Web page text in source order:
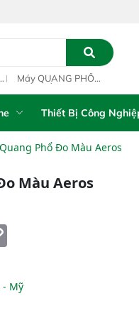
Bình Tân, Thành phố Hồ
Máy QUANG PHỔ
Vista-RThiết Bị Công
Phổ Đo Màu Aeros
Màu Aeros
Mỹ